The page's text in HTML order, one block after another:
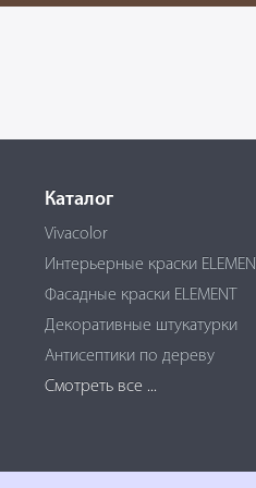
Каталог
Vivacolor
Интерьерные краски ELEMENT
Фасадные краски ELEMENT
Декоративные штукатурки
Антисептики по дереву
Смотреть все ...